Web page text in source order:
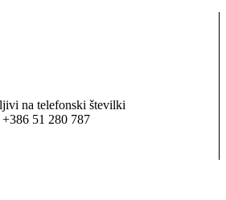
na telefonski številki
+386 51 280 787